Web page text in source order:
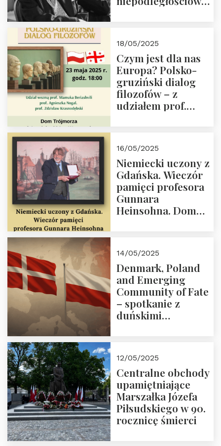
społeczny, członek
Kapituły Nagrody
im. Prezydenta
Lecha
Kaczyńskiego.
Wielki autorytet.
18/05/2025
Czym jest dla nas
Europa? Polsko-
gruziński dialog
filozofów – z
udziałem prof.
Dom Trójmorza 23
maja 2025 r. godz.
18:00.
16/05/2025
Niemiecki uczony z
Gdańska. Wieczór
pamięci profesora
Gunnara
Heinsohna. Dom
14/05/2025
Denmark, Poland
and Emerging
Community of Fate
– spotkanie z
duńskimi
12/05/2025
Centralne obchody
upamiętniające
Marszałka Józefa
Piłsudskiego w 90.
rocznicę śmierci